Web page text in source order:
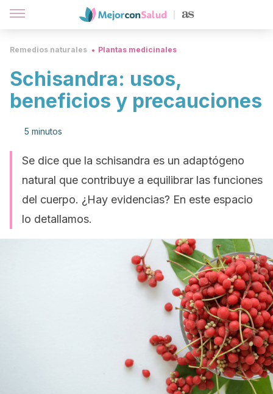
Remedios naturales Plantas medicinales
Schisandra: usos,
beneficios y precauciones
5 minutos
Se dice que la schisandra es un adaptógeno
natural que contribuye a equilibrar las funciones
del cuerpo. ¿Hay evidencias? En este espacio
lo detallamos.